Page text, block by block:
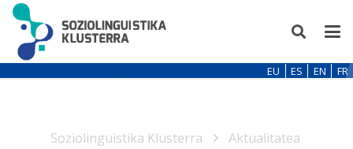
EU ES EN FR
Soziolinguistika Klusterra
Aktualitatea